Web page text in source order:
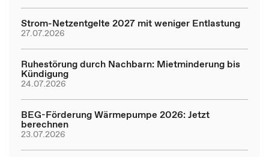
Strom-Netzentgelte 2027 mit weniger Entlastung
27.07.2026
Ruhestörung durch Nachbarn: Mietminderung bis
Kündigung
24.07.2026
BEG-Förderung Wärmepumpe 2026: Jetzt
berechnen
23.07.2026